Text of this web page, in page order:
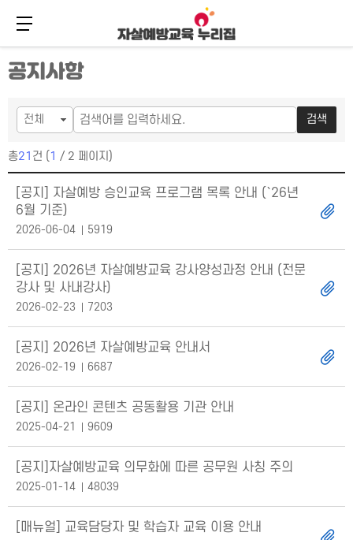
주
메
뉴
본
문
바
메뉴 버튼
공지사항
검색
총21 건 ( 1 / 2 페이지)
[공지] 자살예방 승인교육 프로그램 목록 안내 (`26년
6월 기준)
2026-06-04 5919
[공지] 2026년 자살예방교육 강사양성과정 안내 (전문
강사 및 사내강사)
2026-02-23 7203
[공지] 2026년 자살예방교육 안내서
2026-02-19 6687
[공지] 온라인 콘텐츠 공동활용 기관 안내
2025-04-21 9609
[공지]자살예방교육 의무화에 따른 공무원 사칭 주의
2025-01-14 48039
[매뉴얼] 교육담당자 및 학습자 교육 이용 안내